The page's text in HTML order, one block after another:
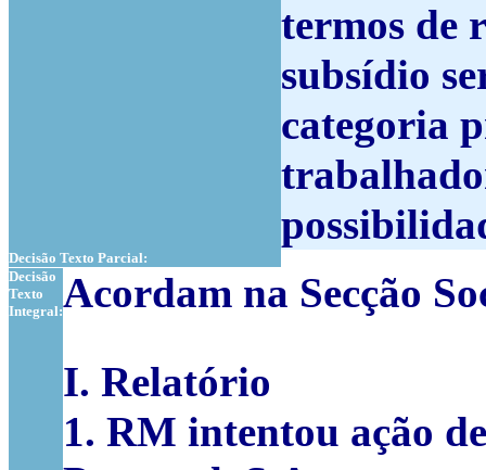
termos de
subsídio
categoria
Decisão Texto Parcial:
Decisão
Texto
Integral:Acordam na Secção
I. Relatório
1. RM intentou ação